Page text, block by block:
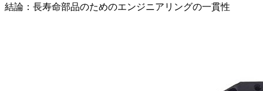
結論：長寿命部品のためのエンジニアリングの一貫性